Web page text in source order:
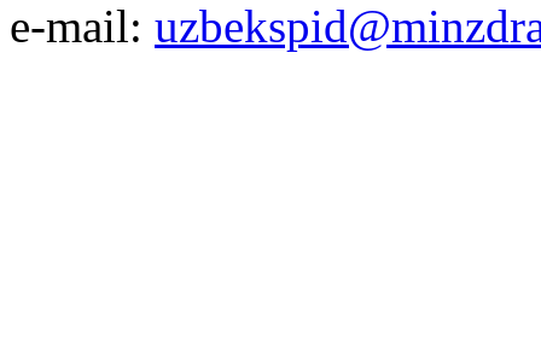
e-mail: